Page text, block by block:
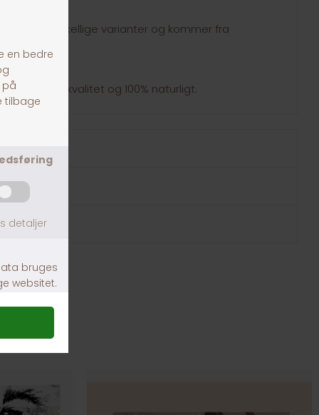
i mange forskellige varianter og kommer fra
for kvalitet og 100% naturligt.